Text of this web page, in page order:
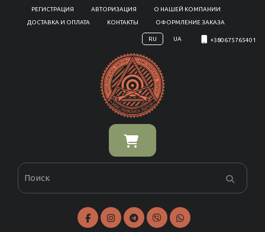
РЕГИСТРАЦИЯ АВТОРИЗАЦИЯ
О НАШЕЙ КОМПАНИИ
ДОСТАВКА И ОПЛАТА
КОНТАКТЫ ОФОРМЛЕНИЕ ЗАКАЗА
RU UA +380675765401